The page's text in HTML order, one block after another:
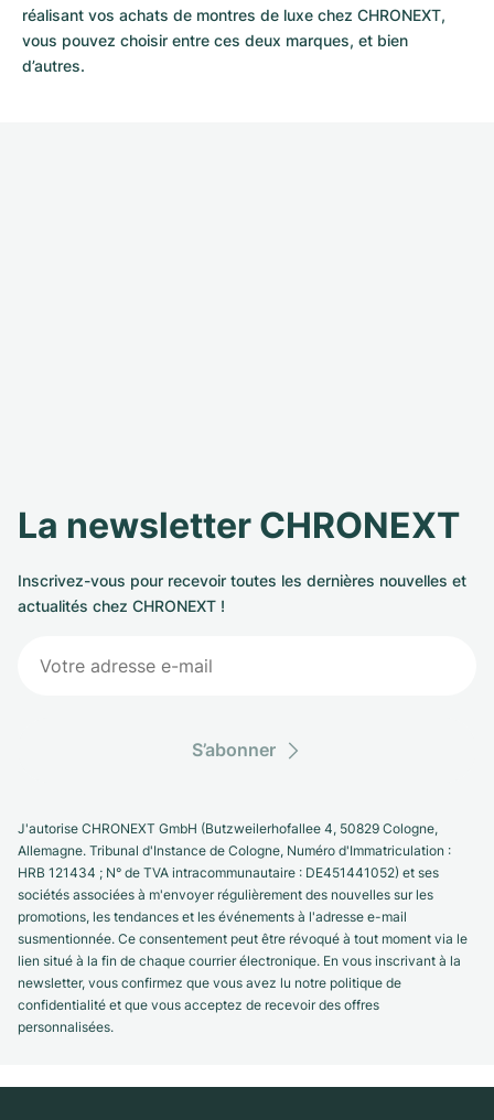
réalisant vos achats de montres de luxe chez CHRONEXT,
vous pouvez choisir entre ces deux marques, et bien
d’autres.
La newsletter CHRONEXT
Inscrivez-vous pour recevoir toutes les dernières nouvelles et
actualités chez CHRONEXT !
S’abonner
J'autorise CHRONEXT GmbH (Butzweilerhofallee 4, 50829 Cologne,
Allemagne. Tribunal d'Instance de Cologne, Numéro d'Immatriculation :
HRB 121434 ; N° de TVA intracommunautaire : DE451441052) et ses
sociétés associées à m'envoyer régulièrement des nouvelles sur les
promotions, les tendances et les événements à l'adresse e-mail
susmentionnée. Ce consentement peut être révoqué à tout moment via le
lien situé à la fin de chaque courrier électronique. En vous inscrivant à la
newsletter, vous confirmez que vous avez lu notre politique de
confidentialité et que vous acceptez de recevoir des offres
personnalisées.